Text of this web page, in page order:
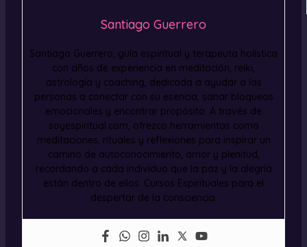
Santiago Guerrero
Santiago Guerrero, guía espiritual y terapeuta holística
con años de experiencia en meditación, reiki,
astrología y coaching, dedicada a ayudar a las
personas a conectar con su esencia, sanar bloqueos
emocionales y encontrar propósito. A través de
soyespiritual.com, ofrezco herramientas como
meditaciones, rituales y reflexiones para inspirar un
camino de autoconocimiento, amor y plenitud,
recordando a cada individuo que la paz y la alegría
están dentro de ellos. Cursos Espirituales para el
despertar de la consciencia.